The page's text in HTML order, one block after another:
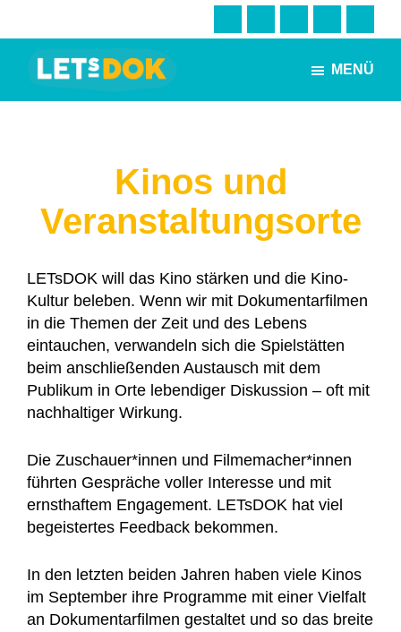
content
springen
LETsDOK
Bundesweite
MENÜ
Kinos und
Veranstaltungsorte
LETsDOK will das Kino stärken und die Kino-
Kultur beleben. Wenn wir mit Dokumentarfilmen
in die Themen der Zeit und des Lebens
eintauchen, verwandeln sich die Spielstätten
beim anschließenden Austausch mit dem
Publikum in Orte lebendiger Diskussion – oft mit
nachhaltiger Wirkung.
Die Zuschauer*innen und Filmemacher*innen
führten Gespräche voller Interesse und mit
ernsthaftem Engagement. LETsDOK hat viel
begeistertes Feedback bekommen.
In den letzten beiden Jahren haben viele Kinos
im September ihre Programme mit einer Vielfalt
an Dokumentarfilmen gestaltet und so das breite